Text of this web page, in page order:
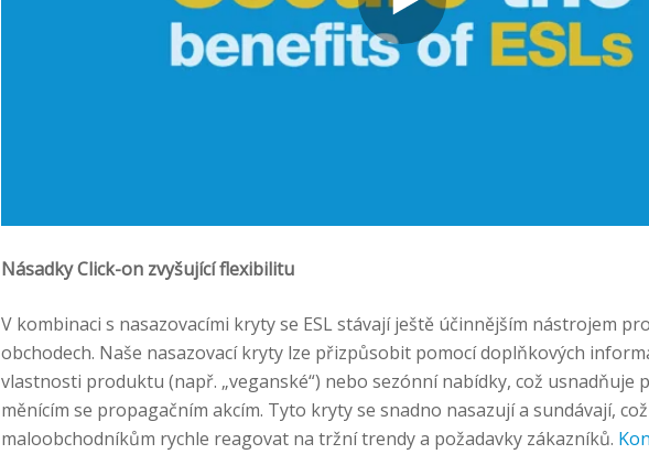
Násadky Click-on zvyšující flexibilitu
V kombinaci s nasazovacími kryty se ESL stávají ještě účinnějším nástrojem
obchodech. Naše nasazovací kryty lze přizpůsobit pomocí doplňkových
vlastnosti produktu (např. „veganské“) nebo sezónní nabídky, což usnadňuje
měnícím se propagačním akcím. Tyto kryty se snadno nasazují a sundávají,
maloobchodníkům rychle reagovat na tržní trendy a požadavky zákazníků.